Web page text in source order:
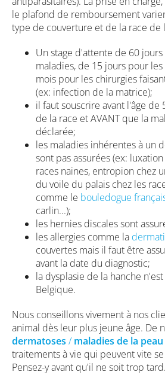
le plafond de remboursement
type de couverture et de la race de
Un stage d'attente de 60
maladies, de 15 jours pour
mois pour les chirurgies
(ex: infection de la matrice);
il faut souscrire avant l'âge de
de la race et AVANT que la
déclarée;
les maladies inhérentes à un
sont pas assurées (ex:
races naines, entropion chez
du voile du palais chez les
comme le bouledogue
carlin...);
les hernies discales sont
les allergies comme la
couvertes mais il faut être
avant la date du diagnostic;
la dysplasie de la hanche
Belgique.
Nous conseillons vivement à nos
animal dès leur plus jeune âge. De
dermatoses /maladies de la peau
traitements à vie qui peuvent vite
Pensez-y avant qu'il ne soit trop tard.